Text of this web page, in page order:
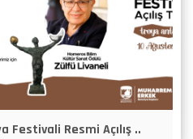
Festivali Resmi Açılış ..